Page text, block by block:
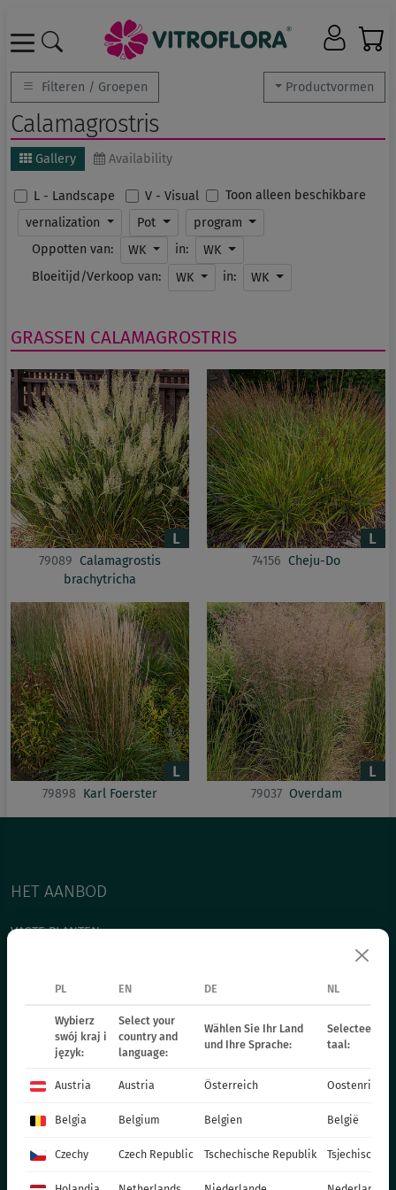
Productvormen
Filteren / Groepen
Calamagrostris
Gallery Availability
L - Landscape V - Visual
Toon alleen beschikbare
vernalization
Pot
program
Oppotten van:
WK in:
WK
Bloeitijd/Verkoop van:
WK in: WK
GRASSEN CALAMAGROSTRIS
79089 Calamagrostis
brachytricha
74156 Cheju-Do
79898 Karl Foerster 79037 Overdam
HET AANBOD
VASTE PLANTEN
BEDDINGPLANTEN - LENTE
POTPLANTEN
СHRYSANTHEMUM CUTTING
POINSETTIA
TWEEJARIGE PLANTEN
CATALOGUES
PL EN DE NL
Wybierz
swój kraj i
język:
Select your
country and
language:
Wählen Sie Ihr Land
und Ihre Sprache:
Selecteer uw
taal:
Austria Austria Österreich Oostenrijk
Belgia Belgium Belgien België
Czechy Czech Republic Tschechische Republik Tsjechische